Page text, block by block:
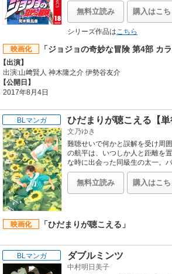
（「空条承太郎！東方仗助に会
1」までの9話分を収録）
無料立読み 購入はこち
シリーズ作品はこちら
映画化 「ジョジョの奇妙な冒険 第4部 カラ
【出演】
出演:山﨑賢人 神木隆之介 伊勢谷友介
【公開日】
2017年8月4日
BLマンガ ひだまりが聴こえる【単
文乃ゆき
難聴せいで何かと誤解を受け周
の航平は、いつしか人と距離を
な時に出会った同級生の太一。
ったことを何でも口にする彼か
いじゃないだろ!」と言われ、航
われて……。友達以上、恋人未満
無料立読み 購入はこち
映画化 「ひだまりが聴こえる」
BLマンガ ダブルミンツ
中村明日美子